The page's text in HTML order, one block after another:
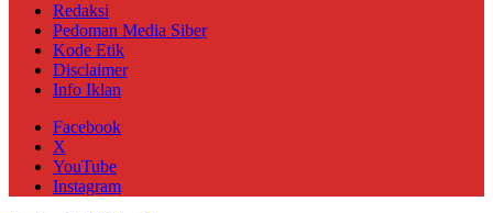
Redaksi
Pedoman Media Siber
Kode Etik
Disclaimer
Info Iklan
Facebook
X
YouTube
Instagram